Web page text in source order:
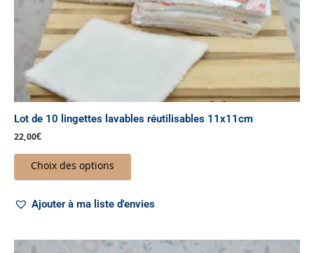
Lot de 10 lingettes lavables réutilisables 11x11cm
22,00€
Choix des options
la
page
Ajouter à ma liste d'envies
Plage